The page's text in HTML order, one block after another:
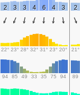
2 3 3 4 6 4 3 2
22° 23° 28° 32° 31° 23° 20° 21°
94 85 49 33 35 75 94 89